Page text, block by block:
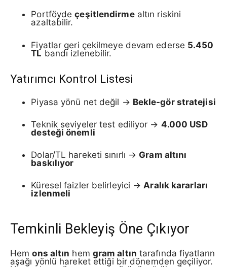
Portföydeçeşitlendirmealtın riskini
azaltabilir.
Fiyatlar geri çekilmeye devam ederse 5.450
TL bandı izlenebilir.
Yatırımcı Kontrol Listesi
Piyasa yönü net değil → Bekle-gör stratejisi
Teknik seviyeler test ediliyor → 4.000 USD
desteği önemli
Dolar/TL hareketi sınırlı → Gram altını
baskılıyor
Küresel faizler belirleyici →Aralık kararları
izlenmeli
Temkinli Bekleyiş Öne Çıkıyor
Hemons altın hem gram altın tarafında fiyatların
aşağı yönlü hareket ettiği bir dönemden geçiliyor.